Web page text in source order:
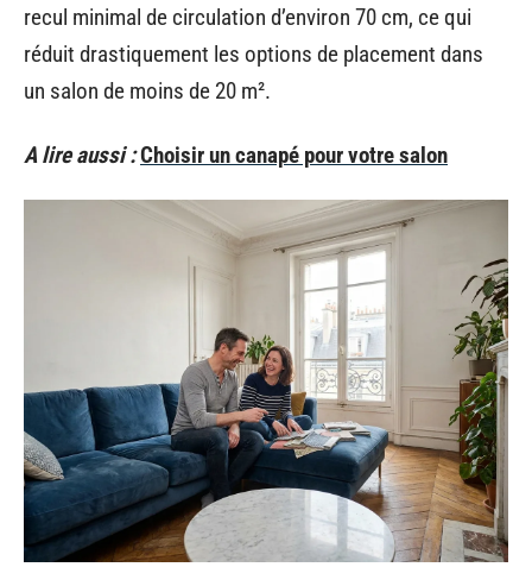
recul minimal de circulation d’environ 70 cm, ce qui
réduit drastiquement les options de placement dans
un salon de moins de 20 m².
A lire aussi :Choisir un canapé pour votre salon